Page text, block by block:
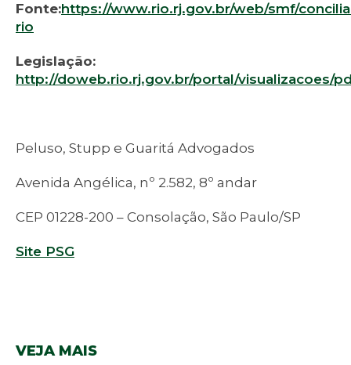
Fonte:https://www.rio.rj.gov.br/web/smf/
rio
Legislação:
http://doweb.rio.rj.gov.br/portal/visualizacoes/
Peluso, Stupp e Guaritá Advogados
Avenida Angélica, nº 2.582, 8º andar
CEP 01228-200 – Consolação, São Paulo/SP
Site PSG
VEJA MAIS